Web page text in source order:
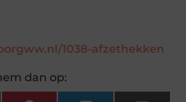
1038-afzethekken
dan op: